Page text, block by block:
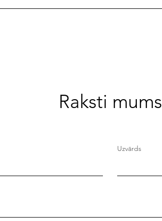
Raksti mums
Uzvārds